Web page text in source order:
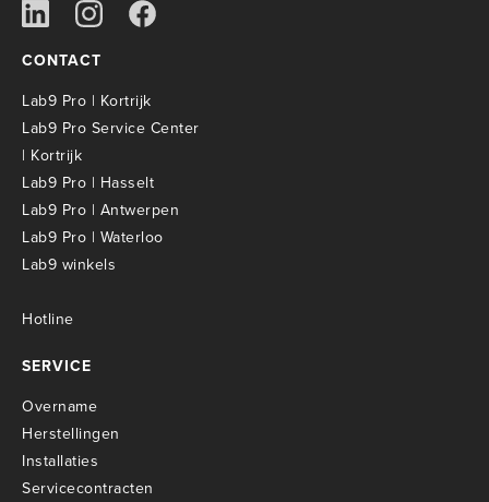
CONTACT
Lab9 Pro | Kortrijk
Lab9 Pro Service Center
| Kortrijk
Lab9 Pro | Hasselt
Lab9 Pro | Antwerpen
Lab9 Pro | Waterloo
Lab9 winkels
Hotline
SERVICE
Overname
Herstellingen
Installaties
Servicecontracten